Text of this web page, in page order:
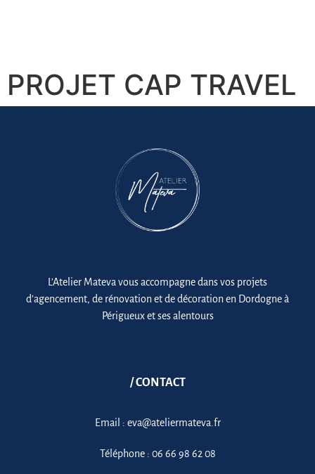
PROJET CAP TRAVEL
L’Atelier Mateva vous accompagne dans vos projets
d’agencement, de rénovation et de décoration en Dordogne à
Périgueux et ses alentours
/ CONTACT
Email : eva@ateliermateva.fr
Téléphone : 06 66 98 62 08